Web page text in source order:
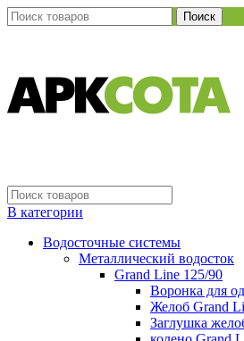
Поиск
В категории
Водосточные системы
Металлический водосток
Grand Line 125/90
Воронка для
Желоб Grand
Заглушка